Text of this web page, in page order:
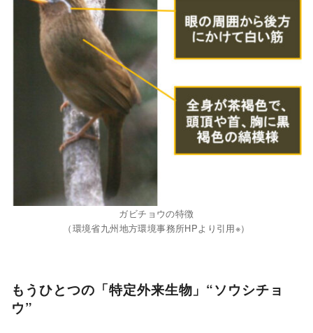
ガビチョウの特徴
（環境省九州地方環境事務所HPより引用※）
もうひとつの「特定外来生物」“ソウシチョ
ウ”